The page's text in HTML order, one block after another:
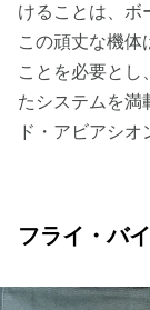
けることは、ボ
この頑丈な機体
ことを必要とし
たシステムを満
ド・アビアシオ
フライ・バ